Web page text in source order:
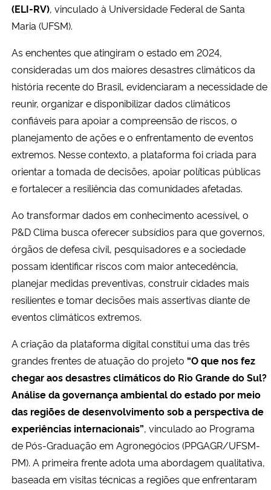
(ELI-RV), vinculado à Universidade Federal de Santa
Maria (UFSM).
As enchentes que atingiram o estado em 2024,
consideradas um dos maiores desastres climáticos da
história recente do Brasil, evidenciaram a necessidade de
reunir, organizar e disponibilizar dados climáticos
confiáveis para apoiar a compreensão de riscos, o
planejamento de ações e o enfrentamento de eventos
extremos. Nesse contexto, a plataforma foi criada para
orientar a tomada de decisões, apoiar políticas públicas
e fortalecer a resiliência das comunidades afetadas.
Ao transformar dados em conhecimento acessível, o
P&D Clima busca oferecer subsídios para que governos,
órgãos de defesa civil, pesquisadores e a sociedade
possam identificar riscos com maior antecedência,
planejar medidas preventivas, construir cidades mais
resilientes e tomar decisões mais assertivas diante de
eventos climáticos extremos.
A criação da plataforma digital constitui uma das três
grandes frentes de atuação do projeto “O que nos fez
chegar aos desastres climáticos do Rio Grande do Sul?
Análise da governança ambiental do estado por meio
das regiões de desenvolvimento sob a perspectiva de
experiências internacionais”, vinculado ao Programa
de Pós-Graduação em Agronegócios (PPGAGR/UFSM-
PM). A primeira frente adota uma abordagem qualitativa,
baseada em visitas técnicas a regiões que enfrentaram